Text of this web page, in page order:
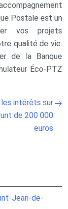
Postale est un
vos projets
qualité de vie.
de la Banque
Éco-PTZ
intérêts sur
de 200 000
euros
Jean-de-